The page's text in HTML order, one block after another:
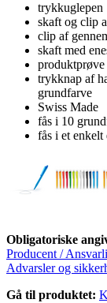
trykkuglepen
skaft og clip
clip af
skaft med
trykknap af
grundfarve
Swiss Made
fås i 10
fås i et enkelt
Obligatoriske
Producent /
Advarsler og
Gå til produktet: